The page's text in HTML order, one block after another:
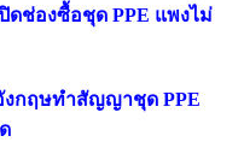
ดช่องซื้อชุด PPE แพงไม่
งกฤษทำสัญญาชุด PPE